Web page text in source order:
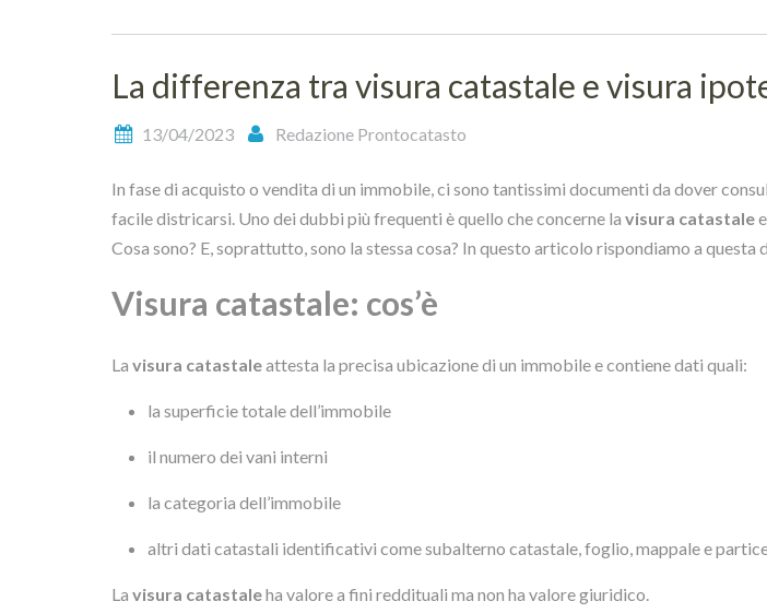
La differenza tra visura catastale e visura
13/04/2023 Redazione Prontocatasto
In fase di acquisto o vendita di un immobile, ci sono tantissimi documenti da dover
facile districarsi. Uno dei dubbi più frequenti è quello che concerne la visura catastale
Cosa sono? E, soprattutto, sono la stessa cosa? In questo articolo rispondiamo a questa
Visura catastale: cos’è
La visura catastaleattesta la precisa ubicazione di un immobile e contiene dati quali:
la superficie totale dell’immobile
il numero dei vani interni
la categoria dell’immobile
altri dati catastali identificativi come subalterno catastale, foglio, mappale e
La visura catastaleha valore a fini reddituali ma non ha valore giuridico.